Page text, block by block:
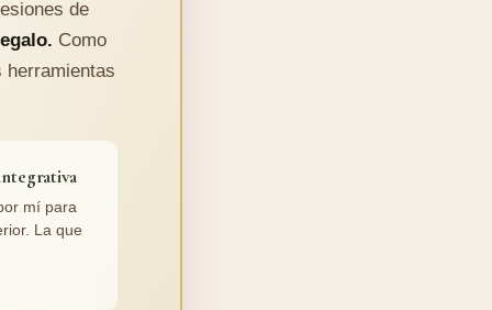
de
Como
herramientas
mí para
La que